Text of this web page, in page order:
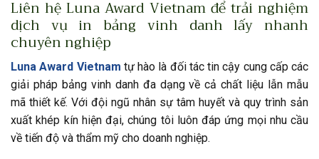
Liên hệ Luna Award Vietnam để trải nghiệm
dịch vụ in bảng vinh danh lấy nhanh
chuyên nghiệp
Luna Award Vietnam tự hào là đối tác tin cậy cung cấp các
giải pháp bảng vinh danh đa dạng về cả chất liệu lẫn mẫu
mã thiết kế. Với đội ngũ nhân sự tâm huyết và quy trình sản
xuất khép kín hiện đại, chúng tôi luôn đáp ứng mọi nhu cầu
về tiến độ và thẩm mỹ cho doanh nghiệp.